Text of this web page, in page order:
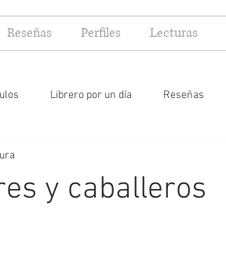
Reseñas Perfiles Lecturas
Librero por un día Reseñas
y caballeros